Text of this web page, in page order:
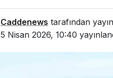
Caddenews tarafından
5 Nisan 2026, 10:40